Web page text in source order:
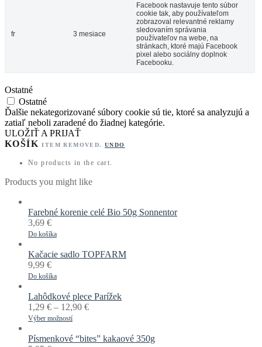
fr 3 mesiace
Facebook nastavuje tento súbor
cookie tak, aby používateľom
zobrazoval relevantné reklamy
sledovaním správania
používateľov na webe, na
stránkach, ktoré majú Facebook
pixel alebo sociálny doplnok
Facebooku.
Ostatné
Ostatné
Ďalšie nekategorizované súbory cookie sú tie, ktoré sa analyzujú a
zatiaľ neboli zaradené do žiadnej kategórie.
ULOŽIŤ A PRIJAŤ
KOŠÍKITEM REMOVED.UNDO
No products in the cart.
Products you might like
Farebné korenie celé Bio 50g Sonnentor
3,69 €
Do košíka
Kačacie sadlo TOPFARM
9,99 €
Do košíka
Lahôdkové plece Parížek
1,29 € – 12,90 €
Výber možností
Písmenkové “bites” kakaové 350g